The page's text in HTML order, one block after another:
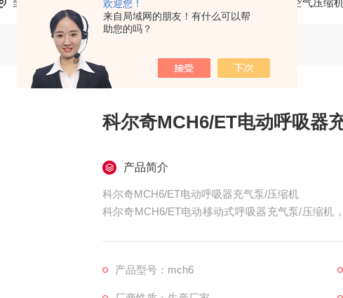
欢迎您！
来自局域网的朋友！有什么可以帮
助您的吗？
当前位置： 产品中心 空气压缩
科尔奇MCH6/ET电动呼吸器
产品简介
科尔奇MCH6/ET电动呼吸器充气泵/压缩机
科尔奇MCH6/ET电动移动式呼吸器充气泵/压缩机
产品型号：mch6